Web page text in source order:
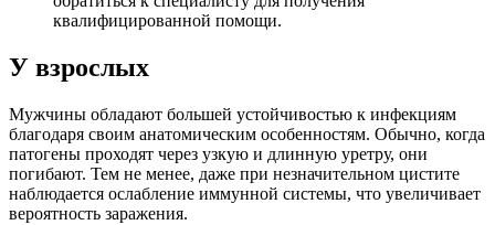
квалифицированной помощи.
У взрослых
Мужчины обладают большей устойчивостью к инфекциям
благодаря своим анатомическим особенностям. Обычно, когда
патогены проходят через узкую и длинную уретру, они
погибают. Тем не менее, даже при незначительном цистите
наблюдается ослабление иммунной системы, что увеличивает
вероятность заражения.